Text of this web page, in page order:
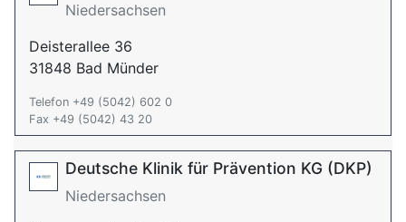
Niedersachsen
Deisterallee 36
31848 Bad Münder
Telefon +49 (5042) 602 0
Fax +49 (5042) 43 20
Deutsche Klinik für Prävention KG (DKP)
Niedersachsen